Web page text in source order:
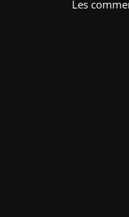
Les